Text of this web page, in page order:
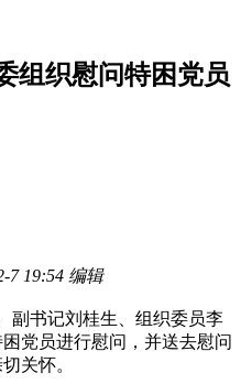
组织慰问特困党员
7 19:54 编辑
副书记刘桂生、组织委员李
党员进行慰问，并送去慰问
关怀。